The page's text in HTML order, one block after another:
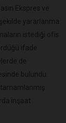
Ekspres ve
yararlanma
istediği ofis
ifade
de
bulundu.
inşaat